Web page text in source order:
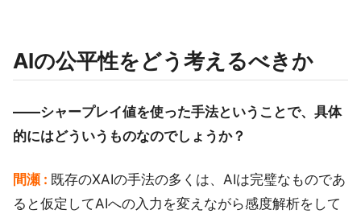
AIの公平性をどう考えるべきか
――シャープレイ値を使った手法ということで、具体
的にはどういうものなのでしょうか？
間瀬 : 既存のXAIの手法の多くは、AIは完璧なものであ
ると仮定してAIへの入力を変えながら感度解析をして